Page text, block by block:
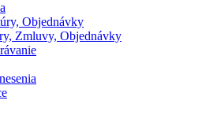
Objednávky
Zmluvy, Objednávky